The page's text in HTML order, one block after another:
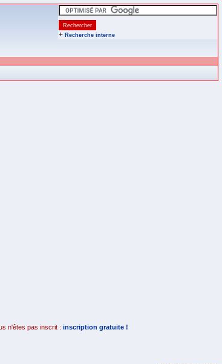
+ Recherche interne
n'êtes pas inscrit : inscription gratuite !